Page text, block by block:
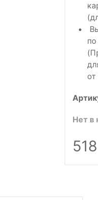
Нет в